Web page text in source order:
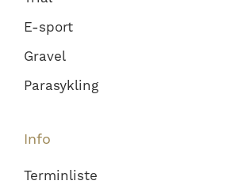
E-sport
Gravel
Parasykling
Info
Terminliste